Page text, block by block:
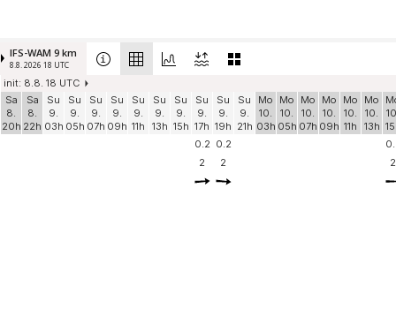
IFS-WAM 9 km
8.8. 2026 18 UTC
init: 8.8. 18 UTC
Sa
8.
20h
Sa
8.
22h
Su
9.
03h
Su
9.
05h
Su
9.
07h
Su
9.
09h
Su
9.
11h
Su
9.
13h
Su
9.
15h
Su
9.
17h
Su
9.
19h
Su
9.
21h
Mo
10.
03h
Mo
10.
05h
Mo
10.
07h
Mo
10.
09h
Mo
10.
11h
Mo
10.
13h
0.2 0.2
2
2 2